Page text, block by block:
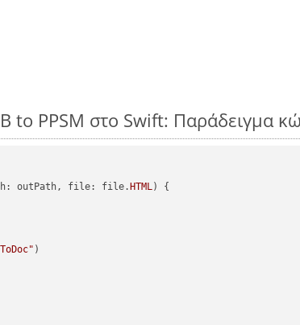
to PPSM στο Swift: Παράδειγμα
outPath, file: file. HTML) {
)